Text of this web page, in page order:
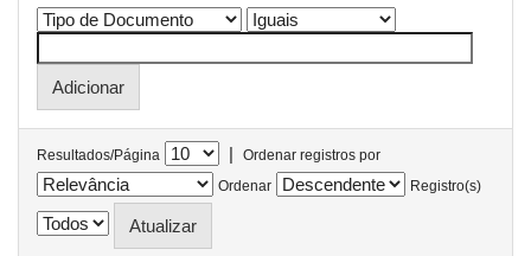
Resultados/Página |
Ordenar registros por
Ordenar
Registro(s)